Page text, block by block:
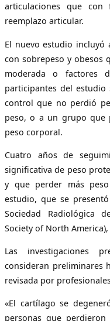
articulaciones que
reemplazo articular.
El nuevo estudio incluyó
con sobrepeso y obesos
moderada o factores
participantes del
control que no perdió
peso, o a un grupo que
peso corporal.
Cuatro años de
significativa de peso
y que perder más
estudio, que se
Sociedad Radiológica
Society of North
Las investigaciones
consideran preliminares
revisada por
«El cartílago se
personas que